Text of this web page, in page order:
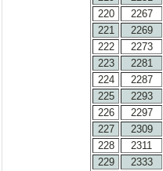
220
2267
221
2269
222
2273
223
2281
224
2287
225
2293
226
2297
227
2309
228
2311
229
2333